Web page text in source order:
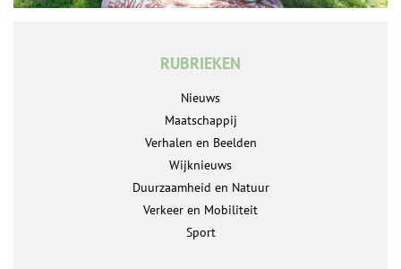
RUBRIEKEN
Nieuws
Maatschappij
Verhalen en Beelden
Wijknieuws
Duurzaamheid en Natuur
Verkeer en Mobiliteit
Sport